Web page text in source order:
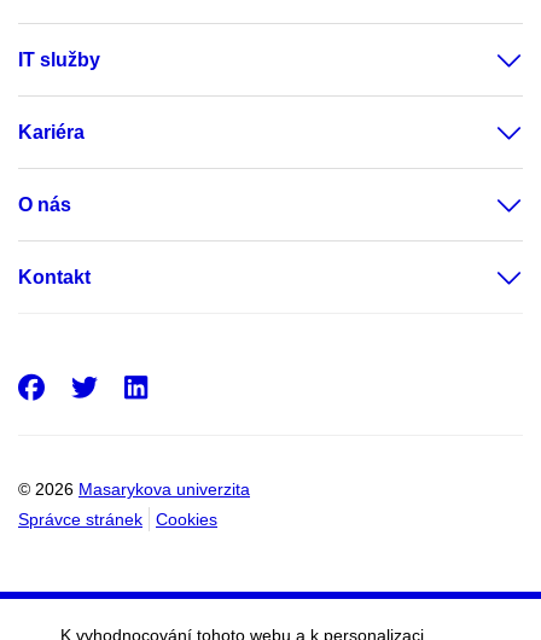
IT služby
Kariéra
O nás
Kontakt
© 2026 Masarykova univerzita
Správce stránek
Cookies
Facebook
Twitter
K vyhodnocování tohoto webu a k personalizaci